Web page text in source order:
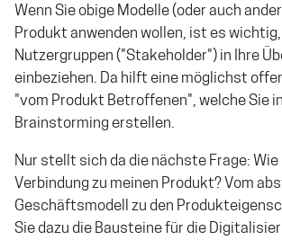
Wenn Sie obige Modelle (oder auch
Produkt anwenden wollen, ist es
Nutzergruppen ("Stakeholder") in Ihre
einbeziehen. Da hilft eine möglichst
"vom Produkt Betroffenen", welche Sie
Brainstorming erstellen.
Nur stellt sich da die nächste Frage:
Verbindung zu meinen Produkt? Vom
Geschäftsmodell zu den
Sie dazu die Bausteine für die